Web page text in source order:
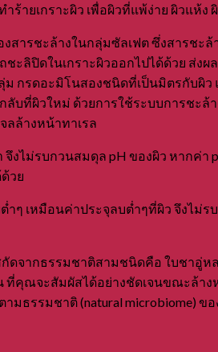
ายเกราะผิว เพื่อผิวที่แพ้ง่าย ผิวแห้
งสารชะล้างในกลุ่มซัลเฟต ซึ่งสารช
ะลิปิดในเกราะผิวออกไปได้ด้วย ส่ง
กรดอะมิโนสองชนิดที่เป็นมิตรกับผิ
บที่ผิวใหม่ ด้วยการใช้ระบบการชะ
ลล้างหน้าทาเรล
จึงไม่รบกวนสมดุล pH ของผิว หาก
วย
ต่ำๆ เหมือนค่าประจุลบต่ำๆที่ผิว จึง
ดจากธรรมชาติสามชนิดคือ ใบชาอู่
ที่คุณจะสัมผัสได้อย่างชัดเจนขณะล้
มธรรมชาติ (natural microbiome)